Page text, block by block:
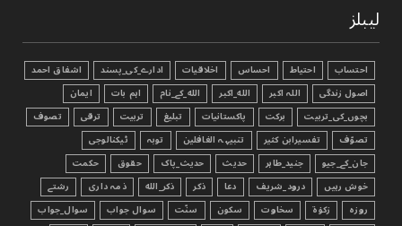
لیبلز
احتساب احتیاط احساس اخلاقیات ادارے_کی_پسند
اشفاق احمد
اصول زندگی
اللہ اکبر الله_اکبر الله_کے_نام اہم بات
ایمان
بچوں_کی_تربیت
برکت پاکستانیات تبليغ تربیت ترقی
تصوف
تصوّف
تفسیرابن کثیر تنبیہہ الغافلین توبہ
ٹیکنالوجی
جان_کے_جیو
جنید_طاہر حدیث حدیث_پاک حقوق
حکمت
خوش رہیں
درود_شریف دعا ذکر ذکر_الله ذمہ داری
رشتے
روزہ
زکوٰۃ سخاوت سکون سنّت سوال جواب
سوال_جواب